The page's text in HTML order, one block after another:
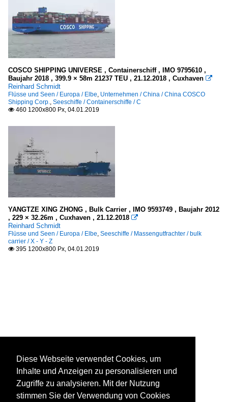
COSCO SHIPPING UNIVERSE , Containerschiff , IMO 9795610 ,
Baujahr 2018 , 399.9 × 58m 21237 TEU , 21.12.2018 , Cuxhaven 
Reinhard Schmidt
Flüsse und Seen / Europa / Elbe, Unternehmen / China / China COSCO
Shipping Corp., Seeschiffe / Containerschiffe / C
 460 1200x800 Px, 04.01.2019
YANGTZE XING ZHONG , Bulk Carrier , IMO 9593749 , Baujahr 2012
, 229 × 32.26m , Cuxhaven , 21.12.2018 
Reinhard Schmidt
Flüsse und Seen / Europa / Elbe, Seeschiffe / Massengutfrachter / bulk
carrier / X - Y - Z
 395 1200x800 Px, 04.01.2019
Diese Webseite verwendet Cookies, um
Inhalte und Anzeigen zu personalisieren und
Zugriffe zu analysieren. Mit der Nutzung
stimmen Sie der Verwendung von Cookies